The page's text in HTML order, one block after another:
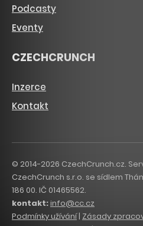
Podcasty
Eventy
CZECHCRUNCH
Inzerce
Kontakt
© 2014-2026 CzechCrunch.cz.
CzechCrunch s.r.o. se sídlem
186 00. IČ 01465562.
kontakt:info@cc.cz
Podmínky užívání| Zásady